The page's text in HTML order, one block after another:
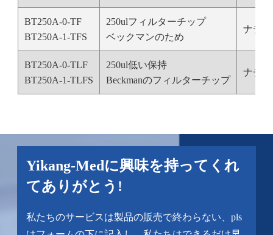
BT250A-0-TF
BT250A-1-TFS
250ulフィルターチップ
ベックマンのため
ナチ
BT250A-0-TLF
BT250A-1-TLFS
250ul低い保持
Beckmanのフィルターチップ
ナチ
Yikang-Medに興味を持ってくれ
てありがとう!
私たちのサービスは製品の販売で終わらない、pls